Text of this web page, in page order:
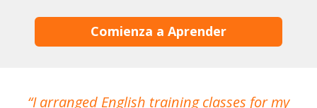
Comienza a Aprender
I arranged English training classes for my